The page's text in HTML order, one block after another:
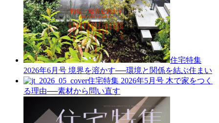
住宅特集
2026年6月号 境界を溶かす──環境と関係を結ぶ住まい
住宅特集 2026年5月号 木で家をつく
る理由──素材から問い直す